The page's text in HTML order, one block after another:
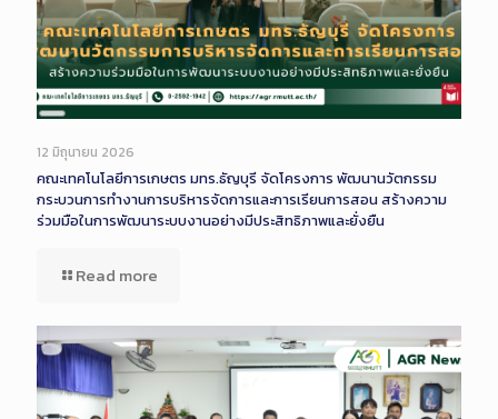
Long
Description
12 มิถุนายน 2026
คณะเทคโนโลยีการเกษตร มทร.ธัญบุรี จัดโครงการ พัฒนานวัตกรรม
กระบวนการทำงานการบริหารจัดการและการเรียนการสอน สร้างความ
ร่วมมือในการพัฒนาระบบงานอย่างมีประสิทธิภาพและยั่งยืน
Read more